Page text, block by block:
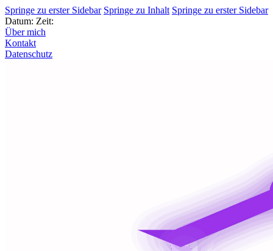
Springe zu erster Sidebar Springe zu Inhalt Springe zu erster Sidebar
Datum: Zeit:
Über mich
Kontakt
Datenschutz